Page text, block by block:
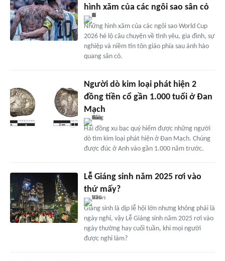
hình xăm của các ngôi sao sân cỏ
Những hình xăm của các ngôi sao World Cup
2026 hé lộ câu chuyện về tình yêu, gia đình, sự
nghiệp và niềm tin tôn giáo phía sau ánh hào
quang sân cỏ.
Người dò kim loại phát hiện 2
đồng tiền cổ gần 1.000 tuổi ở Đan
Mạch
Hai đồng xu bạc quý hiếm được những người
dò tìm kim loại phát hiện ở Đan Mạch. Chúng
được đúc ở Anh vào gần 1.000 năm trước.
Lễ Giáng sinh năm 2025 rơi vào
thứ mấy?
Giáng sinh là dịp lễ hội lớn nhưng không phải là
ngày nghỉ, vậy Lễ Giáng sinh năm 2025 rơi vào
ngày thường hay cuối tuần, khi mọi người
được nghỉ làm?